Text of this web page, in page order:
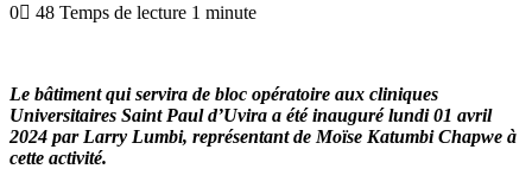
0
48 Temps de lecture 1 minute
Le bâtiment qui servira de bloc opératoire aux cliniques
Universitaires Saint Paul d’Uvira a été inauguré lundi 01 avril
2024 par Larry Lumbi, représentant de Moïse Katumbi Chapwe à
cette activité.